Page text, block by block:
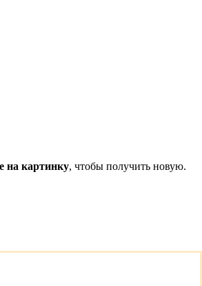
на картинку, чтобы получить новую.